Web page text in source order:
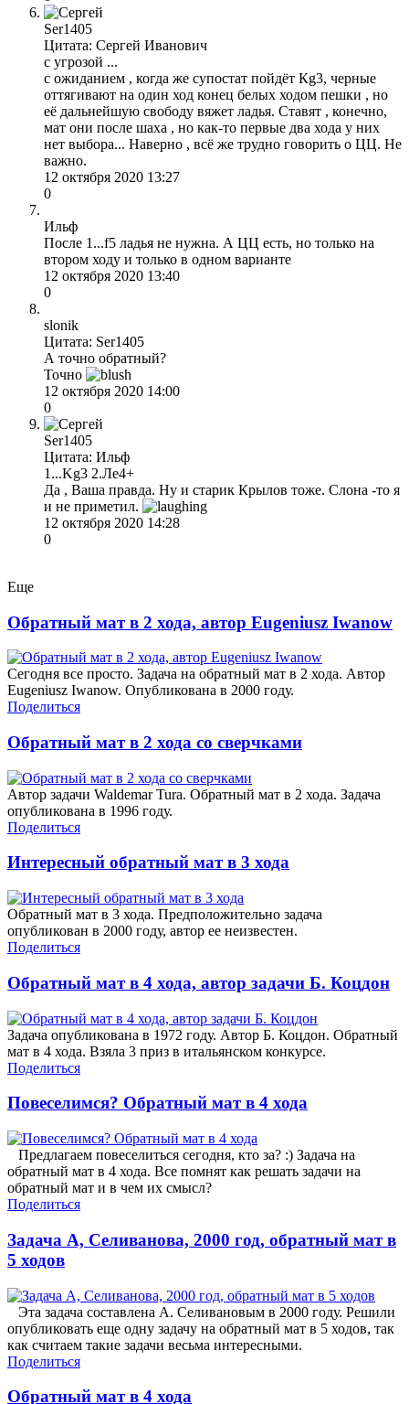
Ser1405
Цитата: Сергей Иванович
c угрозой ...
c ожиданием , когда же супостат пойдёт Кg3, черные
оттягивают на один ход конец белых ходом пешки , но
её дальнейшую свободу вяжет ладья. Ставят , конечно,
мат они после шаха , но как-то первые два хода у них
нет выбора... Наверно , всё же трудно говорить о ЦЦ. Не
важно.
12 октября 2020 13:27
0
Ильф
После 1...f5 ладья не нужна. А ЦЦ есть, но только на
втором ходу и только в одном варианте
12 октября 2020 13:40
0
slonik
Цитата: Ser1405
А точно обратный?
Точно
12 октября 2020 14:00
0
Ser1405
Цитата: Ильф
1...Kg3 2.Ле4+
Да , Ваша правда. Ну и старик Крылов тоже. Слона -то я
и не приметил.
12 октября 2020 14:28
0
Еще
Обратный мат в 2 хода, автор Eugeniusz Iwanow
Сегодня все просто. Задача на обратный мат в 2 хода. Автор
Eugeniusz Iwanow. Опубликована в 2000 году.
Поделиться
Обратный мат в 2 хода со сверчками
Автор задачи Waldemar Tura. Обратный мат в 2 хода. Задача
опубликована в 1996 году.
Поделиться
Интересный обратный мат в 3 хода
Обратный мат в 3 хода. Предположительно задача
опубликован в 2000 году, автор ее неизвестен.
Поделиться
Обратный мат в 4 хода, автор задачи Б. Коцдон
Задача опубликована в 1972 году. Автор Б. Коцдон. Обратный
мат в 4 хода. Взяла 3 приз в итальянском конкурсе.
Поделиться
Повеселимся? Обратный мат в 4 хода
Предлагаем повеселиться сегодня, кто за? :) Задача на
обратный мат в 4 хода. Все помнят как решать задачи на
обратный мат и в чем их смысл?
Поделиться
Задача А, Селиванова, 2000 год, обратный мат в
5 ходов
Эта задача составлена А. Селивановым в 2000 году. Решили
опубликовать еще одну задачу на обратный мат в 5 ходов, так
как считаем такие задачи весьма интересными.
Поделиться
Обратный мат в 4 хода